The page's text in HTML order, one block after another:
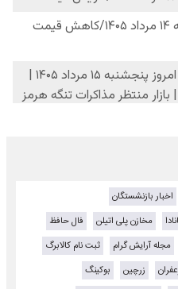
اخبار بازنشستگان
مخازن پلی اتیلن
فال حافظ
مجله آرایش گرام
ثبت نام کالابرگ
زرچین
بوکینگ